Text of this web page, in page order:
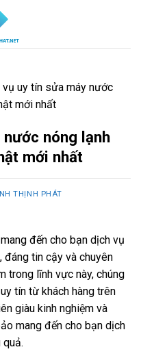
vụ uy tín sửa máy nước
mới nhất
nóng lạnh
mới nhất
THỊNH PHÁT
đến cho bạn dịch vụ
đáng tin cậy và chuyên
trong lĩnh vực này, chúng
tín từ khách hàng trên
giàu kinh nghiệm và
mang đến cho bạn dịch
quả.